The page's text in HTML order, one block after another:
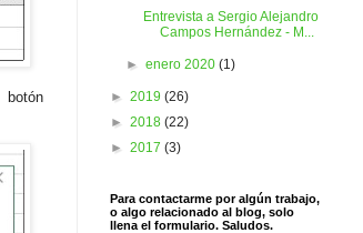
botón
Entrevista a Sergio Alejandro
Campos Hernández - M...
►enero 2020(1)
► 2019 (26)
► 2018 (22)
► 2017 (3)
Para contactarme por algún trabajo,
o algo relacionado al blog, solo
llena el formulario. Saludos.